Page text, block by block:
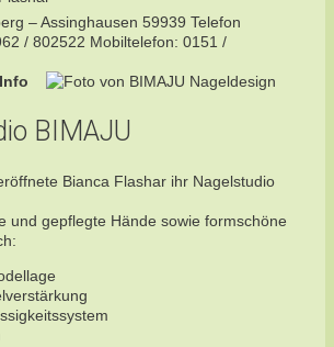
– Assinghausen 59939 Telefon
/ 802522 Mobiltelefon: 0151 /
BIMAJU
Bianca Flashar ihr Nagelstudio
und gepflegte Hände sowie formschöne